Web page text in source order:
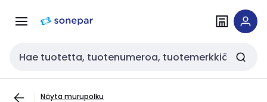
navigointiinsisältöön
Haku
Näytä murupolku